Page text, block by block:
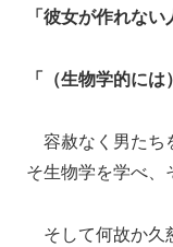
「彼女が作れな
「（生物学的には
容赦なく男たち
そ生物学を学べ、
そして何故か久